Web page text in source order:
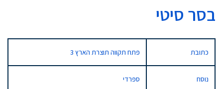
בסר סיטי
כתובת פתח תקווה תוצרת הארץ 3
נוסח ספרדי